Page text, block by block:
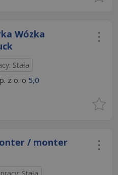
Wózka
Stała
z o. o 5,0
/ monter